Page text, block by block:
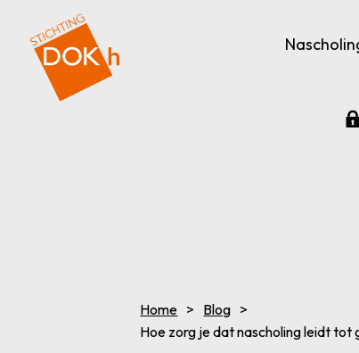
Home
Blog
Hoe zorg je dat nascholing leidt tot